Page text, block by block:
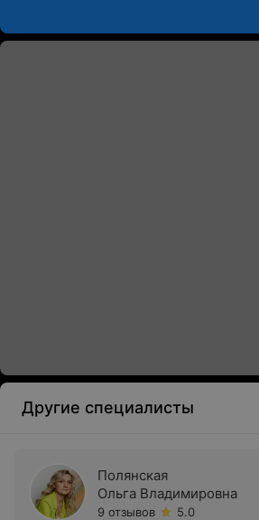
Другие специалисты
Полянская
Ольга Владимировна
9 отзывов
5.0